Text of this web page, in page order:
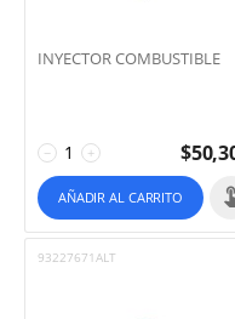
INYECTOR COMBUSTIBLE
+
− $
AÑADIR AL CARRITO
93227671ALT